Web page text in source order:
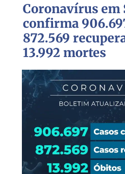
Coronavírus em
confirma
872.569
13.992 mortes